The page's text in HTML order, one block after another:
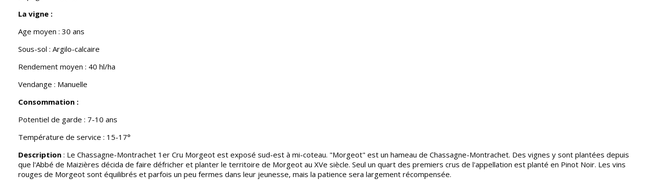
La vigne :
Age moyen : 30 ans
Sous-sol : Argilo-calcaire
Rendement moyen : 40 hl/ha
Vendange : Manuelle
Consommation :
Potentiel de garde : 7-10 ans
Température de service : 15-17°
Description : Le Chassagne-Montrachet 1er Cru Morgeot est exposé sud-est à mi-coteau. "Morgeot" est un hameau de Chassagne-Montrachet. Des vignes y sont plantées depuis
que l'Abbé de Maizières décida de faire défricher et planter le territoire de Morgeot au XVe siècle. Seul un quart des premiers crus de l'appellation est planté en Pinot Noir. Les vins
rouges de Morgeot sont équilibrés et parfois un peu fermes dans leur jeunesse, mais la patience sera largement récompensée.